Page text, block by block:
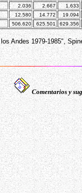
2.036 2.667
1.633
12.580 14.772
19.094
506.620 625.501 629.356
Andes 1979-1985",
Comentarios y